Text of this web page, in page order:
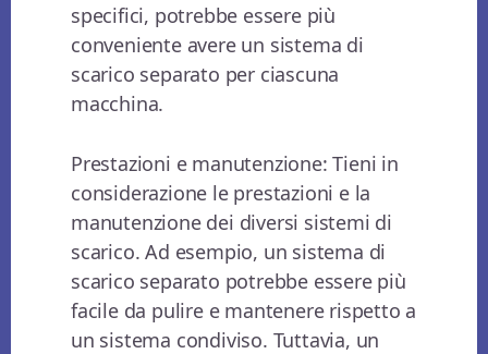
specifici, potrebbe essere più
conveniente avere un sistema di
scarico separato per ciascuna
macchina.
Prestazioni e manutenzione: Tieni in
considerazione le prestazioni e la
manutenzione dei diversi sistemi di
scarico. Ad esempio, un sistema di
scarico separato potrebbe essere più
facile da pulire e mantenere rispetto a
un sistema condiviso. Tuttavia, un